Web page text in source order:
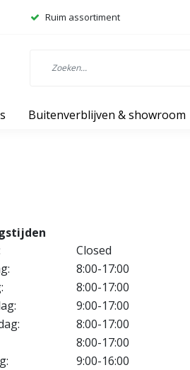
Ruim assortiment
Buitenverblijven & showroom
Closed
8:00-17:00
8:00-17:00
9:00-17:00
8:00-17:00
8:00-17:00
9:00-16:00